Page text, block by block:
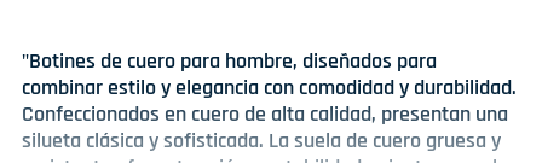
"Botines de cuero para hombre, diseñados para
combinar estilo y elegancia con comodidad y durabilidad.
Confeccionados en cuero de alta calidad, presentan una
silueta clásica y sofisticada. La suela de cuero gruesa y